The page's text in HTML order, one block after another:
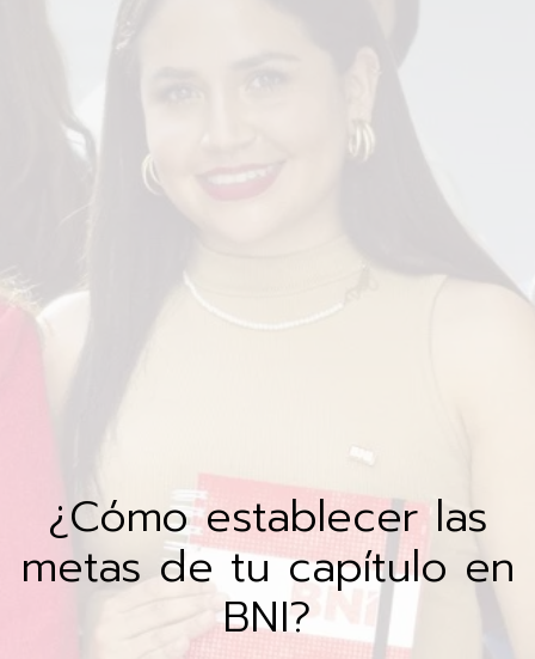
¿Cómo establecer las
metas de tu capítulo en
BNI?